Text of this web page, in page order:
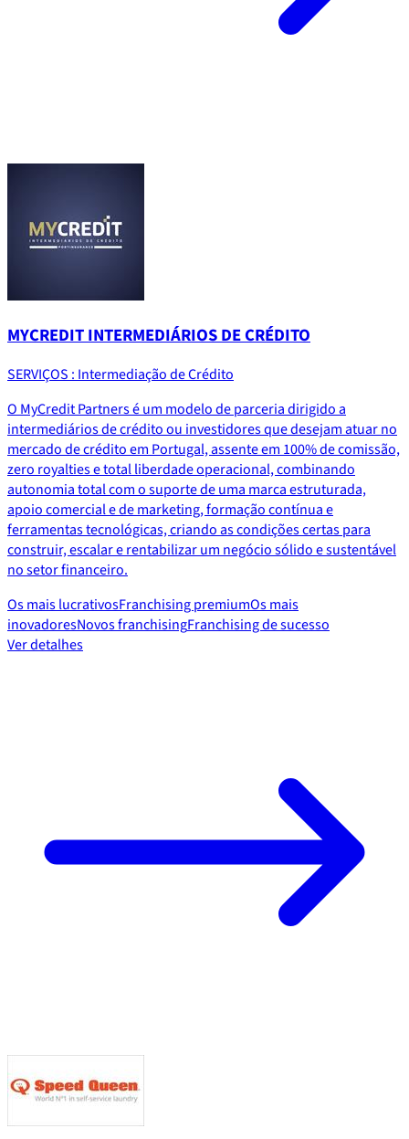
MYCREDIT INTERMEDIÁRIOS DE CRÉDITO
SERVIÇOS : Intermediação de Crédito
O MyCredit Partners é um modelo de parceria dirigido a
intermediários de crédito ou investidores que desejam atuar no
mercado de crédito em Portugal, assente em 100% de comissão,
zero royalties e total liberdade operacional, combinando
autonomia total com o suporte de uma marca estruturada,
apoio comercial e de marketing, formação contínua e
ferramentas tecnológicas, criando as condições certas para
construir, escalar e rentabilizar um negócio sólido e sustentável
no setor financeiro.
Os mais lucrativosFranchising premiumOs mais
inovadoresNovos franchisingFranchising de sucesso
Ver detalhes